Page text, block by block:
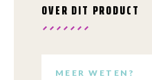
OVER DIT PRODUCT
MEER WETEN?